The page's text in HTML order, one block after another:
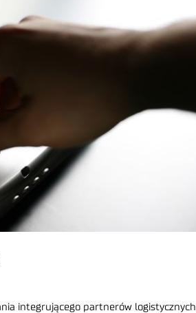
integrującego partnerów logistycznych